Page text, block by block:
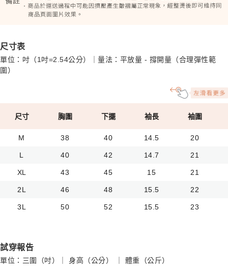
尺寸表
單位：吋（1吋=2.54公分）｜量法：平放量 - 撐開量（合理彈性範
圍）
尺寸 胸圍 下擺 袖長 袖圍
M 38 40 14.5 20
L 40 42 14.7 21
XL 43 45 15 21
2L 46 48 15.5 22
3L 50 52 15.5 23
試穿報告
單位：三圍（吋）｜ 身高（公分） ｜ 體重（公斤）